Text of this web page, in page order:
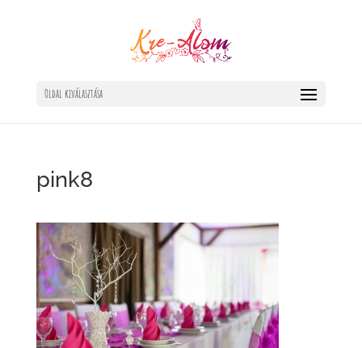
Oldal kiválasztása
pink8